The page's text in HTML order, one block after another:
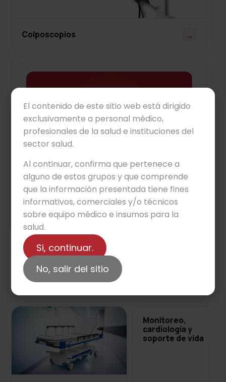
Colposcopios →
Densitómetros
Monitoreo,
cardiología y
soporte de vida
El contenido de este sitio web está dirigido
exclusivamente a personal médico,
profesionales de la salud e instituciones del
sector salud.
Al continuar, confirma que pertenece a
alguno de estos grupos y que comprende
que la información presentada tiene fines
informativos, comerciales y/o técnicos
sobre equipo médico e insumos para la
salud.
Si, continuar.
No, salir del sitio